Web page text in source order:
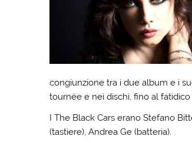
congiunzione tra i due album e i
tournée e nei dischi, fino al fatidico
I The Black Cars erano Stefano
(tastiere), Andrea Ge (batteria).